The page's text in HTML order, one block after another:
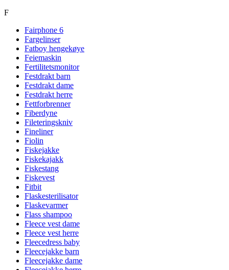
F
Fairphone 6
Fargelinser
Fatboy hengekøye
Feiemaskin
Fertilitetsmonitor
Festdrakt barn
Festdrakt dame
Festdrakt herre
Fettforbrenner
Fiberdyne
Fileteringskniv
Fineliner
Fiolin
Fiskejakke
Fiskekajakk
Fiskestang
Fiskevest
Fitbit
Flaskesterilisator
Flaskevarmer
Flass shampoo
Fleece vest dame
Fleece vest herre
Fleecedress baby
Fleecejakke barn
Fleecejakke dame